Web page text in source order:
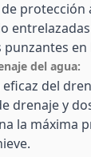
de
punzantes
del agua:
del
drenaje y
la máxima